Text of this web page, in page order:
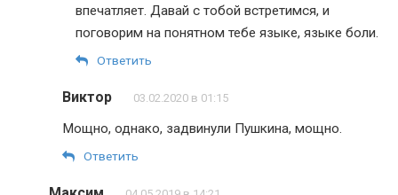
впечатляет. Давай с тобой встретимся, и
поговорим на понятном тебе языке, языке боли.
Ответить
Виктор 03.02.2020 в 01:15
Мощно, однако, задвинули Пушкина, мощно.
Ответить